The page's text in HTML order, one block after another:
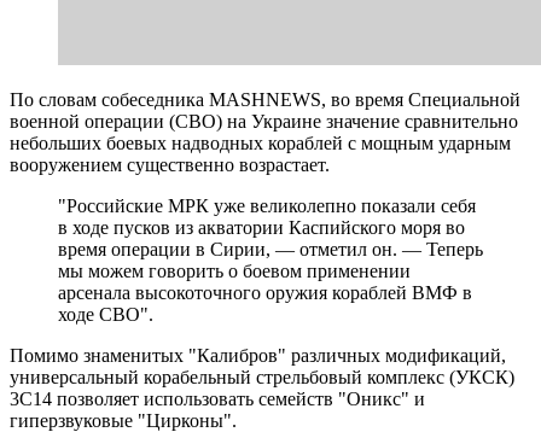
По словам собеседника MASHNEWS, во время Специальной
военной операции (СВО) на Украине значение сравнительно
небольших боевых надводных кораблей с мощным ударным
вооружением существенно возрастает.
"Российские МРК уже великолепно показали себя
в ходе пусков из акватории Каспийского моря во
время операции в Сирии, — отметил он. — Теперь
мы можем говорить о боевом применении
арсенала высокоточного оружия кораблей ВМФ в
ходе СВО".
Помимо знаменитых "Калибров" различных модификаций,
универсальный корабельный стрельбовый комплекс (УКСК)
3С14 позволяет использовать семейств "Оникс" и
гиперзвуковые "Цирконы".